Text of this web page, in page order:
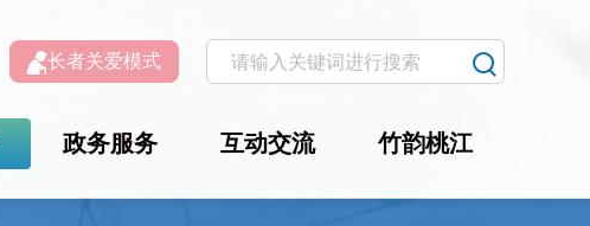
长者关爱模式
政务服务 互动交流 竹韵桃江